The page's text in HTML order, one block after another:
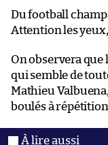
Du football
Attention les yeux,
On observera
qui semble de
Mathieu
boulés à